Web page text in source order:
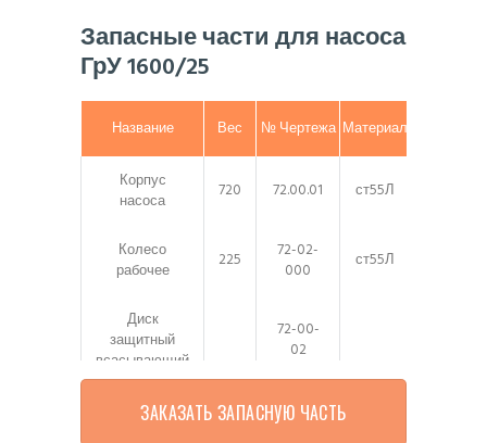
Запасные части для насоса
ГрУ 1600/25
Название Вес № Чертежа Материал
Корпус
насоса
720 72.00.01 ст55Л
Колесо
рабочее
225
72-02-
000
ст55Л
Диск
защитный
всасывающий
72-00-
02
ЗАКАЗАТЬ ЗАПАСНУЮ ЧАСТЬ